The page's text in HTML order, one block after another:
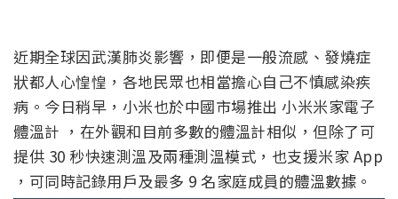
近期全球因武漢肺炎影響，即便是一般流感、發燒症
狀都人心惶惶，各地民眾也相當擔心自己不慎感染疾
病。今日稍早，小米也於中國市場推出 小米米家電子
體溫計 ，在外觀和目前多數的體溫計相似，但除了可
提供 30 秒快速測溫及兩種測溫模式，也支援米家 App
，可同時記錄用戶及最多 9 名家庭成員的體溫數據。